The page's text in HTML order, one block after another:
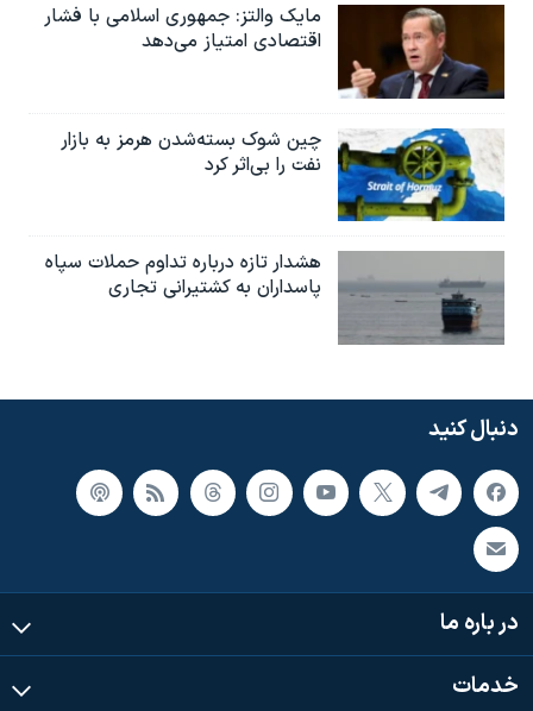
مایک والتز: جمهوری اسلامی با فشار
اقتصادی امتیاز می‌دهد
چین شوک بسته‌شدن هرمز به بازار
نفت را بی‌اثر کرد
هشدار تازه درباره تداوم حملات سپاه
پاسداران به کشتیرانی تجاری
دنبال کنید
در باره ما
خدمات